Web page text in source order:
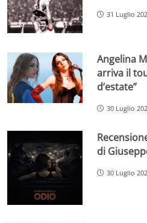
31 Luglio
Angelina
arriva il
d’estate”
30 Luglio
di
30 Luglio